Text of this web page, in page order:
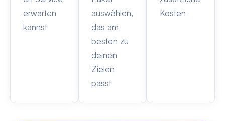
erwarten
kannst
auswählen,
das am
besten zu
deinen
Zielen
passt
Kosten